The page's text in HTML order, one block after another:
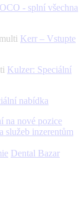
- splní všechna
Kerr – Vstupte
Kulzer: Speciální
nabídka
na nové pozice
služeb inzerentům
Dental Bazar